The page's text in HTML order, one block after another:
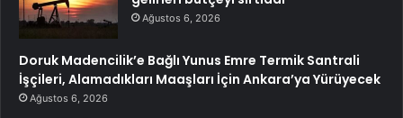
Ağustos 6, 2026
Doruk Madencilik’e Bağlı Yunus Emre Termik Santrali
İşçileri, Alamadıkları Maaşları İçin Ankara’ya Yürüyecek
Ağustos 6, 2026